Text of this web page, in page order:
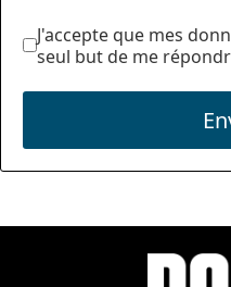
J'accepte que mes
seul but de me